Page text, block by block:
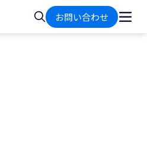
検
索
お問い合わせ